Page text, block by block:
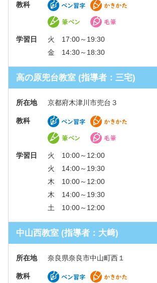
教科
学習日
火 17:00～19:30
金 14:30～18:30
高の原兜台教室 (指導者：三宅)
所在地 京都府木津川市兜台３
教科
学習日
火 10:00～12:00
火 14:00～19:30
木 10:00～12:00
木 14:00～19:30
土 10:00～12:00
中山西教室 (指導者：大﨑)
所在地 奈良県奈良市中山町西１
教科